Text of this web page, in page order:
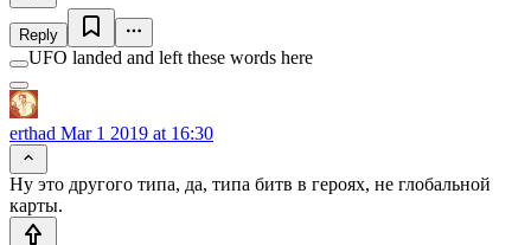
Reply
UFO landed and left these words here
erthad Mar 1 2019 at 16:30
Ну это другого типа, да, типа битв в героях, не глобальной
карты.